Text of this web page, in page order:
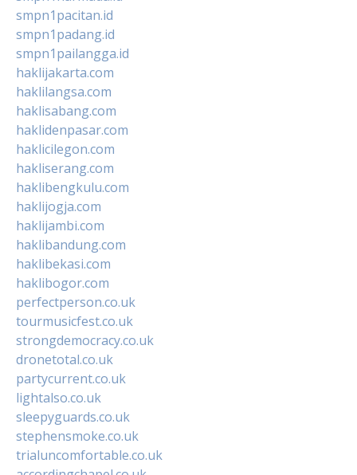
smpn1pacitan.id
smpn1padang.id
smpn1pailangga.id
haklijakarta.com
haklilangsa.com
haklisabang.com
haklidenpasar.com
haklicilegon.com
hakliserang.com
haklibengkulu.com
haklijogja.com
haklijambi.com
haklibandung.com
haklibekasi.com
haklibogor.com
perfectperson.co.uk
tourmusicfest.co.uk
strongdemocracy.co.uk
dronetotal.co.uk
partycurrent.co.uk
lightalso.co.uk
sleepyguards.co.uk
stephensmoke.co.uk
trialuncomfortable.co.uk